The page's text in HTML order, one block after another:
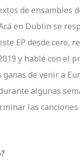
de
en Dublin se
EP desde cero,
y hablé con el
ganas de venir a
algunas
las